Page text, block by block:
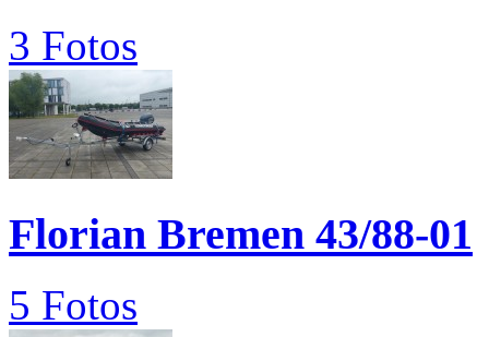
3 Fotos
Florian Bremen 43/88-01
5 Fotos